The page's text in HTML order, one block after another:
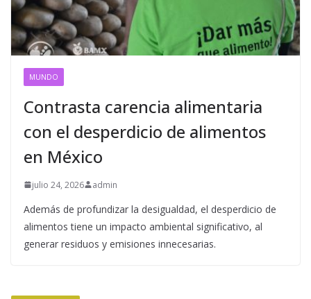
MUNDO
Contrasta carencia alimentaria
con el desperdicio de alimentos
en México
julio 24, 2026 admin
Además de profundizar la desigualdad, el desperdicio de
alimentos tiene un impacto ambiental significativo, al
generar residuos y emisiones innecesarias.